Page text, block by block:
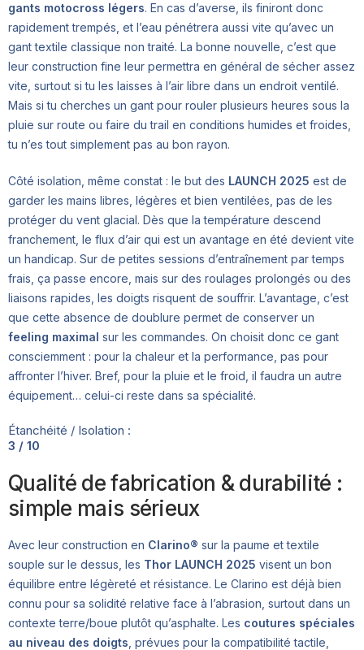
gants motocross légers. En cas d’averse, ils finiront donc
rapidement trempés, et l’eau pénétrera aussi vite qu’avec un
gant textile classique non traité. La bonne nouvelle, c’est que
leur construction fine leur permettra en général de sécher assez
vite, surtout si tu les laisses à l’air libre dans un endroit ventilé.
Mais si tu cherches un gant pour rouler plusieurs heures sous la
pluie sur route ou faire du trail en conditions humides et froides,
tu n’es tout simplement pas au bon rayon.
Côté isolation, même constat : le but des LAUNCH 2025 est de
garder les mains libres, légères et bien ventilées, pas de les
protéger du vent glacial. Dès que la température descend
franchement, le flux d’air qui est un avantage en été devient vite
un handicap. Sur de petites sessions d’entraînement par temps
frais, ça passe encore, mais sur des roulages prolongés ou des
liaisons rapides, les doigts risquent de souffrir. L’avantage, c’est
que cette absence de doublure permet de conserver un
feeling maximal sur les commandes. On choisit donc ce gant
consciemment : pour la chaleur et la performance, pas pour
affronter l’hiver. Bref, pour la pluie et le froid, il faudra un autre
équipement… celui-ci reste dans sa spécialité.
Étanchéité / Isolation :
3 / 10
Qualité de fabrication & durabilité :
simple mais sérieux
Avec leur construction en Clarino® sur la paume et textile
souple sur le dessus, les Thor LAUNCH 2025 visent un bon
équilibre entre légèreté et résistance. Le Clarino est déjà bien
connu pour sa solidité relative face à l’abrasion, surtout dans un
contexte terre/boue plutôt qu’asphalte. Les coutures spéciales
au niveau des doigts , prévues pour la compatibilité tactile,